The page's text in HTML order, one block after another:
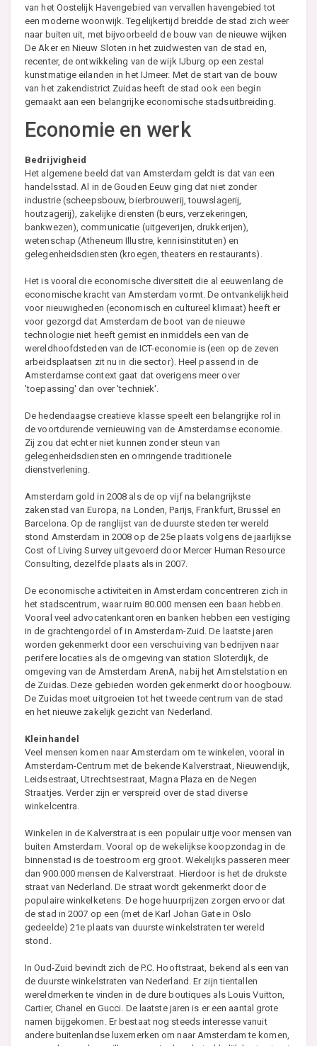
van het Oostelijk Havengebied van vervallen havengebied tot
een moderne woonwijk. Tegelijkertijd breidde de stad zich weer
naar buiten uit, met bijvoorbeeld de bouw van de nieuwe wijken
De Aker en Nieuw Sloten in het zuidwesten van de stad en,
recenter, de ontwikkeling van de wijk IJburg op een zestal
kunstmatige eilanden in het IJmeer. Met de start van de bouw
van het zakendistrict Zuidas heeft de stad ook een begin
gemaakt aan een belangrijke economische stadsuitbreiding.
Economie en werk
Bedrijvigheid
Het algemene beeld dat van Amsterdam geldt is dat van een
handelsstad. Al in de Gouden Eeuw ging dat niet zonder
industrie (scheepsbouw, bierbrouwerij, touwslagerij,
houtzagerij), zakelijke diensten (beurs, verzekeringen,
bankwezen), communicatie (uitgeverijen, drukkerijen),
wetenschap (Atheneum Illustre, kennisinstituten) en
gelegenheidsdiensten (kroegen, theaters en restaurants).
Het is vooral die economische diversiteit die al eeuwenlang de
economische kracht van Amsterdam vormt. De ontvankelijkheid
voor nieuwigheden (economisch en cultureel klimaat) heeft er
voor gezorgd dat Amsterdam de boot van de nieuwe
technologie niet heeft gemist en inmiddels een van de
wereldhoofdsteden van de ICT-economie is (een op de zeven
arbeidsplaatsen zit nu in die sector). Heel passend in de
Amsterdamse context gaat dat overigens meer over
'toepassing' dan over 'techniek'.
De hedendaagse creatieve klasse speelt een belangrijke rol in
de voortdurende vernieuwing van de Amsterdamse economie.
Zij zou dat echter niet kunnen zonder steun van
gelegenheidsdiensten en omringende traditionele
dienstverlening.
Amsterdam gold in 2008 als de op vijf na belangrijkste
zakenstad van Europa, na Londen, Parijs, Frankfurt, Brussel en
Barcelona. Op de ranglijst van de duurste steden ter wereld
stond Amsterdam in 2008 op de 25e plaats volgens de jaarlijkse
Cost of Living Survey uitgevoerd door Mercer Human Resource
Consulting, dezelfde plaats als in 2007.
De economische activiteiten in Amsterdam concentreren zich in
het stadscentrum, waar ruim 80.000 mensen een baan hebben.
Vooral veel advocatenkantoren en banken hebben een vestiging
in de grachtengordel of in Amsterdam-Zuid. De laatste jaren
worden gekenmerkt door een verschuiving van bedrijven naar
perifere locaties als de omgeving van station Sloterdijk, de
omgeving van de Amsterdam ArenA, nabij het Amstelstation en
de Zuidas. Deze gebieden worden gekenmerkt door hoogbouw.
De Zuidas moet uitgroeien tot het tweede centrum van de stad
en het nieuwe zakelijk gezicht van Nederland.
Kleinhandel
Veel mensen komen naar Amsterdam om te winkelen, vooral in
Amsterdam-Centrum met de bekende Kalverstraat, Nieuwendijk,
Leidsestraat, Utrechtsestraat, Magna Plaza en de Negen
Straatjes. Verder zijn er verspreid over de stad diverse
winkelcentra.
Winkelen in de Kalverstraat is een populair uitje voor mensen van
buiten Amsterdam. Vooral op de wekelijkse koopzondag in de
binnenstad is de toestroom erg groot. Wekelijks passeren meer
dan 900.000 mensen de Kalverstraat. Hierdoor is het de drukste
straat van Nederland. De straat wordt gekenmerkt door de
populaire winkelketens. De hoge huurprijzen zorgen ervoor dat
de stad in 2007 op een (met de Karl Johan Gate in Oslo
gedeelde) 21e plaats van duurste winkelstraten ter wereld
stond.
In Oud-Zuid bevindt zich de P.C. Hooftstraat, bekend als een van
de duurste winkelstraten van Nederland. Er zijn tientallen
wereldmerken te vinden in de dure boutiques als Louis Vuitton,
Cartier, Chanel en Gucci. De laatste jaren is er een aantal grote
namen bijgekomen. Er bestaat nog steeds interesse vanuit
andere buitenlandse luxemerken om naar Amsterdam te komen,